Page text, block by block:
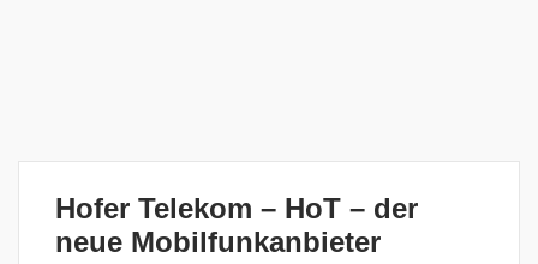
Hofer Telekom – HoT – der
neue Mobilfunkanbieter